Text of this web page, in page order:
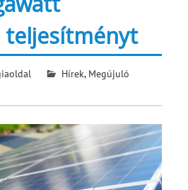
teljesítményt
Hírek, Megújuló